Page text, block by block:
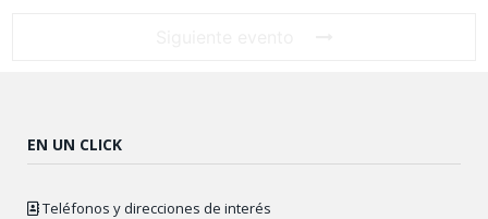
EN UN CLICK
Teléfonos y direcciones de interés